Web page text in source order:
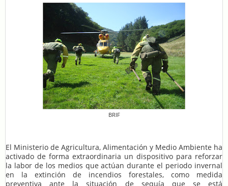
BRIF
El Ministerio de Agricultura, Alimentación y Medio Ambiente ha
activado de forma extraordinaria un dispositivo para reforzar
la labor de los medios que actúan durante el periodo invernal
en la extinción de incendios forestales, como medida
preventiva ante la situación de sequía que se está